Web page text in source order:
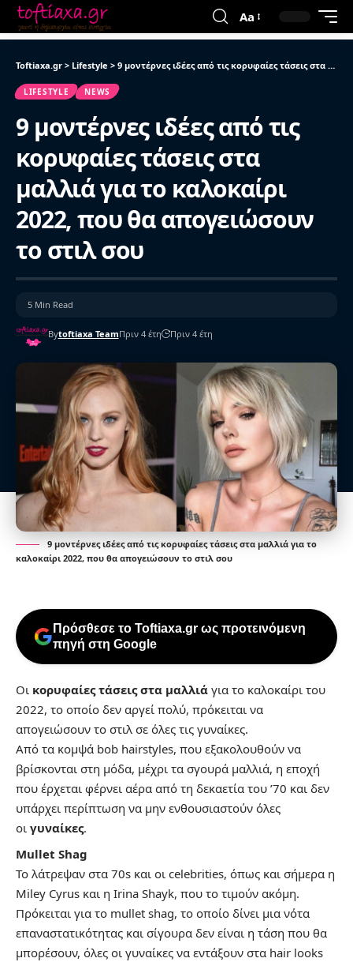
Aa
Toftiaxa.gr > Lifestyle > 9 μοντέρνες ιδέες από τις κορυφαίες τάσεις στα μαλλιά για το καλοκαίρι 2022, που θα απογειώσουν το στιλ σου
LIFESTYLE NEWS
9 μοντέρνες ιδέες από τις
κορυφαίες τάσεις στα
μαλλιά για το καλοκαίρι
2022, που θα απογειώσουν
το στιλ σου
Bytoftiaxa TeamΠριν 4 έτη Πριν 4 έτη
5 Min Read
9 μοντέρνες ιδέες από τις κορυφαίες τάσεις στα μαλλιά για το
καλοκαίρι 2022, που θα απογειώσουν το στιλ σου
Πρόσθεσε το Toftiaxa.gr ως προτεινόμενη
πηγή στη Google
Οι κορυφαίες τάσεις στα μαλλιά για το καλοκαίρι του
2022, το οποίο δεν αργεί πολύ, πρόκειται να
απογειώσουν το στιλ σε όλες τις γυναίκες.
Από τα κομψά bob hairstyles, που εξακολουθούν να
βρίσκονται στη μόδα, μέχρι τα σγουρά μαλλιά, η εποχή
που έρχεται φέρνει αέρα από τη δεκαετία του ’70 και δεν
υπάρχει περίπτωση να μην ενθουσιαστούν όλες
οι γυναίκες.
Mullet Shag
To λάτρεψαν στα 70s και οι celebrities, όπως και σήμερα η
Miley Cyrus και η Irina Shayk, που το τιμούν ακόμη.
Πρόκειται για το mullet shag, το οποίο δίνει μια νότα
επαναστατικότητας και σίγουρα δεν είναι η τάση που θα
μπορέσουν, όλες οι γυναίκες να εντάξουν στα hair looks